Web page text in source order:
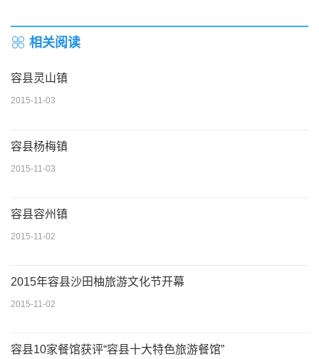
相关阅读
容县灵山镇
2015-11-03
容县杨梅镇
2015-11-03
容县容州镇
2015-11-02
2015年容县沙田柚旅游文化节开幕
2015-11-02
容县10家餐馆获评“容县十大特色旅游餐馆”